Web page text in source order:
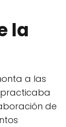
la
a las
practicaba
de